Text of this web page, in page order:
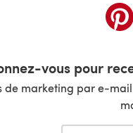
un nouvel onglet)
vous pour
de marketing par e-